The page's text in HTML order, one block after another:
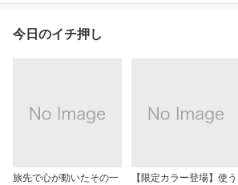
今日のイチ押し
旅先で心が動いたその一
【限定カラー登場】使う